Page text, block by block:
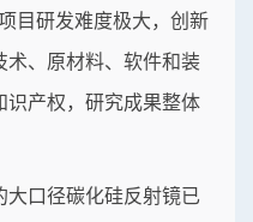
目研发难度极大，创新
术、原材料、软件和装
识产权，研究成果整体
大口径碳化硅反射镜已